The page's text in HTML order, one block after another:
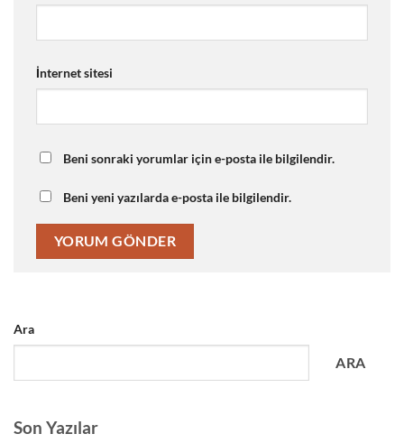
İnternet sitesi
Beni sonraki yorumlar için e-posta ile bilgilendir.
Beni yeni yazılarda e-posta ile bilgilendir.
Ara
ARA
Son Yazılar